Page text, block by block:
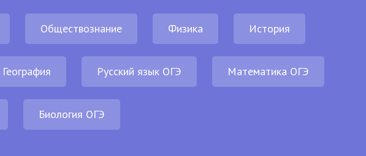
Обществознание Физика История
География Русский язык ОГЭ Математика ОГЭ
Биология ОГЭ